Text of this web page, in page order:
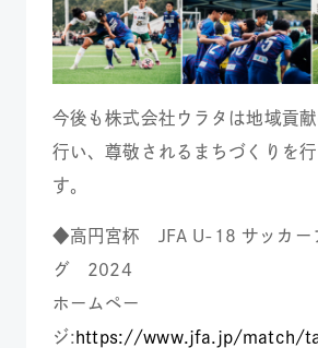
今後も株式会社ウラタは地域貢
行い、尊敬されるまちづくりを
す。
◆高円宮杯 JFA U-18 サッカー
グ 2024
ホームペー
ジ:https://www.jfa.jp/match/